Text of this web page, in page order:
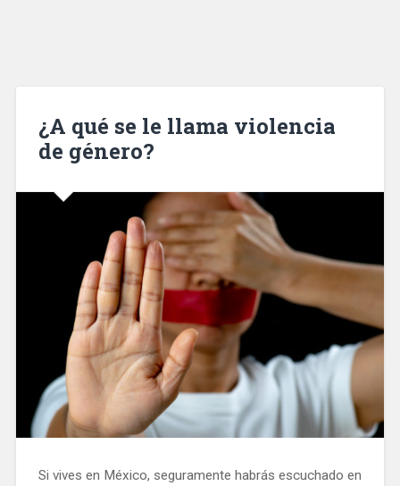
¿A qué se le llama violencia
de género?
Si vives en México, seguramente habrás escuchado en